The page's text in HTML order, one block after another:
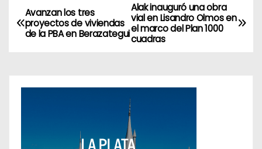
N
a
e
Alak inauguró una obra
vial en Lisandro Olmos en
el marco del Plan 1000
cuadras
Avanzan los tres
proyectos de viviendas
de la PBA en Berazategui